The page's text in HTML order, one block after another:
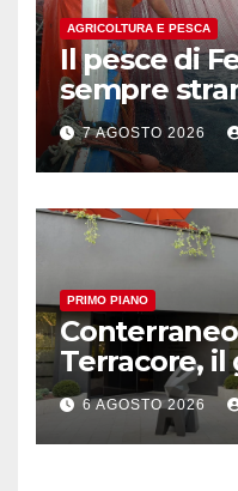
AGRICOLTURA E PESCA
Il pesce di
sempre
in7 AGOSTO 2026
PRIMO PIANO
Terracore,
amplia l’
alle porte di
6 AGOSTO 2026